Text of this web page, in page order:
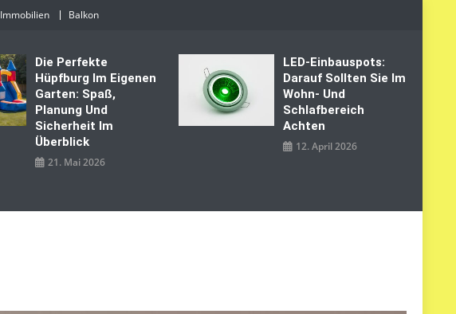
Immobilien Balkon
Die Perfekte
Hüpfburg Im Eigenen
Garten: Spaß,
Planung Und
Sicherheit Im
Überblick
21. Mai 2026
LED‑Einbauspots:
Darauf Sollten Sie Im
Wohn- Und
Schlafbereich
Achten
12. April 2026